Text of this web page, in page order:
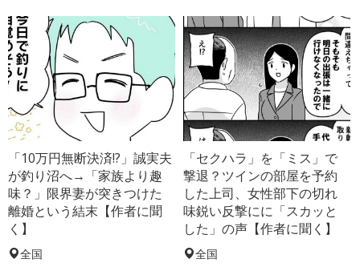
「10万円無断決済!?」誠実夫
が釣り沼へ→「家族より趣
味？」限界妻が突きつけた
離婚という結末【作者に聞
く】
全国
「セクハラ」を「ミス」で
撃退？ツインの部屋を予約
した上司、女性部下の切れ
味鋭い反撃にに「スカッと
した」の声【作者に聞く】
全国